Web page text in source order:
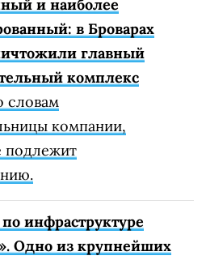
и наиболее
в Броварах
главный
комплекс
словам
компании,
подлежит
инфраструктуре
Одно из крупнейших